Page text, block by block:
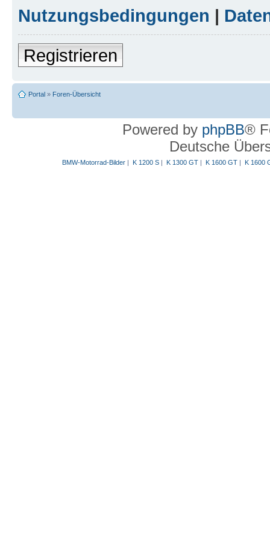
Nutzungsbedingungen |
Registrieren
Portal » Foren-Übersicht
Powered by phpBB®
Deutsche
BMW-Motorrad-Bilder| K 1200 S| K 1300 GT| K 1600 GT| K 1600